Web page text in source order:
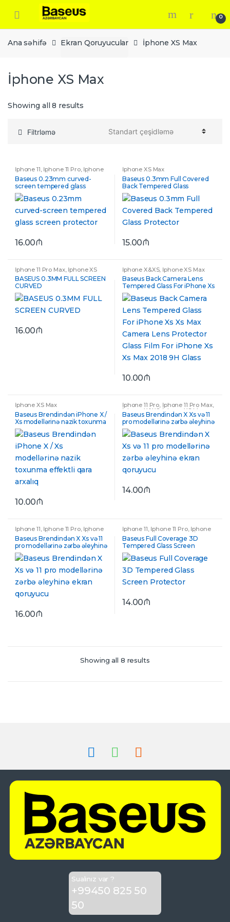
navigation
content
0
Ana səhifə Ekran Qoruyucular İphone XS Max
İphone XS Max
Showing all 8 results
Filtrləmə
İphone 11, İphone 11 Pro, İphone
11 Pro Max ,İphone X&XS İphone
XS Max
Baseus 0.23mm curved-
screen tempered glass
screen protector
16.00₼
İphone XS Max
Baseus 0.3mm Full Covered
Back Tempered Glass
Protector
15.00₼
İphone 11 Pro Max, İphone XS
Max
BASEUS 0.3MM FULL SCREEN
CURVED
16.00₼
İphone X&XS, İphone XS Max
Baseus Back Camera Lens
Tempered Glass For iPhone Xs
Xs Max Camera Lens
Protector Glass Film For
iPhone Xs Xs Max 2018 9H
Glass
10.00₼
İphone XS Max
Baseus Brendindən iPhone X /
Xs modellərinə nazik toxunma
effektli qara arxalıq
10.00₼
İphone 11 Pro, İphone 11 Pro Max,
İphone X&XS, İphone XS Max
Baseus Brendindən X Xs və 11
pro modellərinə zərbə əleyhinə
ekran qoruyucu
14.00₼
İphone 11, İphone 11 Pro, İphone
11 Pro Max İphone X&XS , İphone
XS Max
Baseus Brendindən X Xs və 11
pro modellərinə zərbə əleyhinə
ekran qoruyucu
16.00₼
İphone 11, İphone 11 Pro, İphone
11 Pro Max ,İphone X&XS,İphone
XS Max
Baseus Full Coverage 3D
Tempered Glass Screen
Protector
14.00₼
Showing all 8 results
Sualınız var ?
+99450 825 50
50